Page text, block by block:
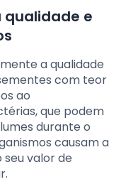
e
a qualidade
com teor
ao
que podem
durante o
causam a
valor de